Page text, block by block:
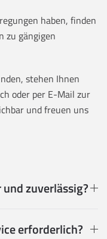
haben, finden
zu gängigen
stehen Ihnen
oder per E-Mail zur
und freuen uns
zuverlässig?
erforderlich?